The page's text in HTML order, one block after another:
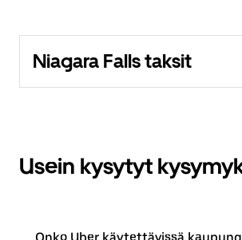
Niagara Falls taksit
Usein kysytyt